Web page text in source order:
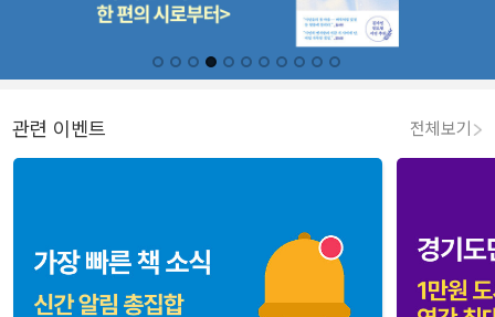
관련 이벤트 전체보기